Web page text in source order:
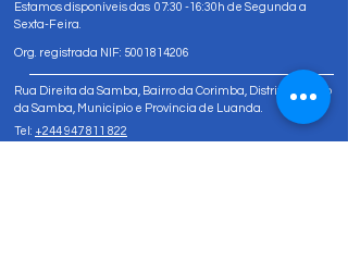
Estamos disponíveis das 07:30 -16:30h de Segunda a
Sexta-Feira.
Org. registrada NIF: 5001814206
Rua Direita da Samba, Bairro da Corimba, Distrito Urbano
da Samba, Município e Província de Luanda.
Tel: +244 947 811 822